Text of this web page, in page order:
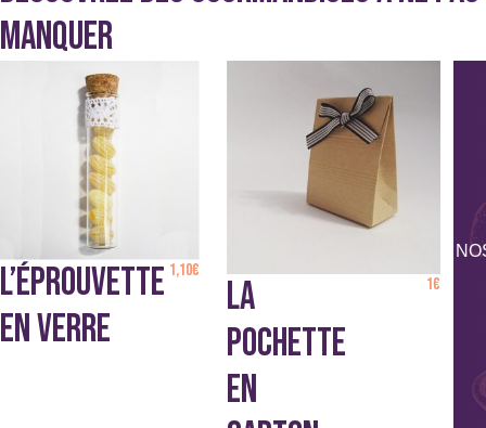
MANQUER
L’ÉPROUVETTE
EN VERRE
1,10€
LA
POCHETTE
EN
1€